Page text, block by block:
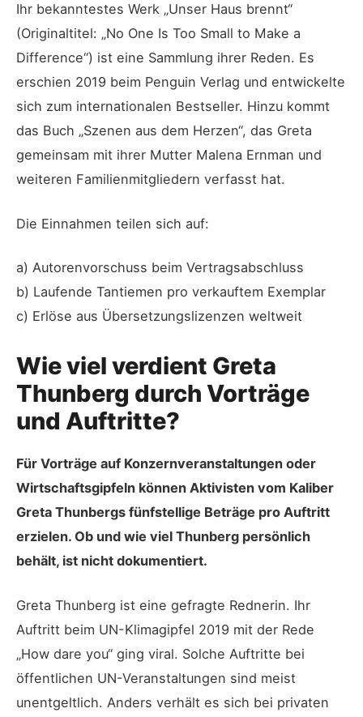
Ihr bekanntestes Werk „Unser Haus brennt“
(Originaltitel: „No One Is Too Small to Make a
Difference“) ist eine Sammlung ihrer Reden. Es
erschien 2019 beim Penguin Verlag und entwickelte
sich zum internationalen Bestseller. Hinzu kommt
das Buch „Szenen aus dem Herzen“, das Greta
gemeinsam mit ihrer Mutter Malena Ernman und
weiteren Familienmitgliedern verfasst hat.
Die Einnahmen teilen sich auf:
a) Autorenvorschuss beim Vertragsabschluss
b) Laufende Tantiemen pro verkauftem Exemplar
c) Erlöse aus Übersetzungslizenzen weltweit
Wie viel verdient Greta
Thunberg durch Vorträge
und Auftritte?
Für Vorträge auf Konzernveranstaltungen oder
Wirtschaftsgipfeln können Aktivisten vom Kaliber
Greta Thunbergs fünfstellige Beträge pro Auftritt
erzielen. Ob und wie viel Thunberg persönlich
behält, ist nicht dokumentiert.
Greta Thunberg ist eine gefragte Rednerin. Ihr
Auftritt beim UN-Klimagipfel 2019 mit der Rede
„How dare you“ ging viral. Solche Auftritte bei
öffentlichen UN-Veranstaltungen sind meist
unentgeltlich. Anders verhält es sich bei privaten